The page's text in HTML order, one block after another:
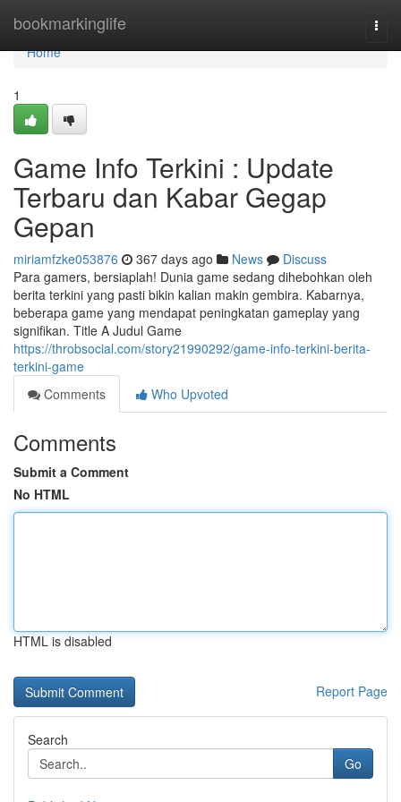
bookmarkinglife
Home
Home
1
Game Info Terkini : Update
Terbaru dan Kabar Gegap
Gepan
miriamfzke053876 367 days ago News
Discuss
Para gamers, bersiaplah! Dunia game sedang dihebohkan oleh
berita terkini yang pasti bikin kalian makin gembira. Kabarnya,
beberapa game yang mendapat peningkatan gameplay yang
signifikan. Title A Judul Game
https://throbsocial.com/story21990292/game-info-terkini-berita-
terkini-game
Comments
Who Upvoted
Comments
Submit a Comment
No HTML
HTML is disabled
Report Page
Search
Go